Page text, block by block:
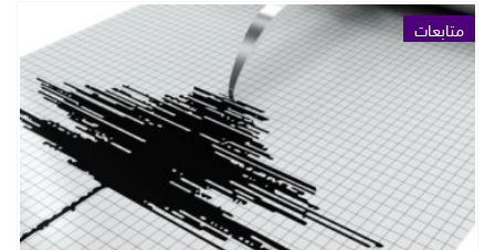
متابعات